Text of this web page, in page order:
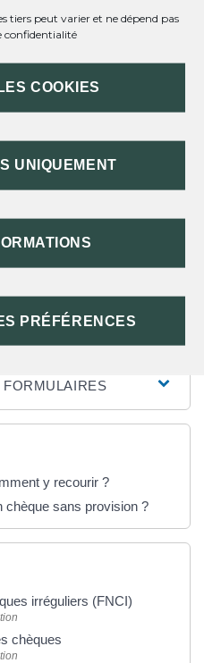
tiers peut varier et ne dépend pas
confidentialité
COOKIES
UNIQUEMENT
PRÉFÉRENCES
LE FICHER
?
LE FICHIER
y recourir ?
chèque sans provision ?
irréguliers (FNCI)
chèques